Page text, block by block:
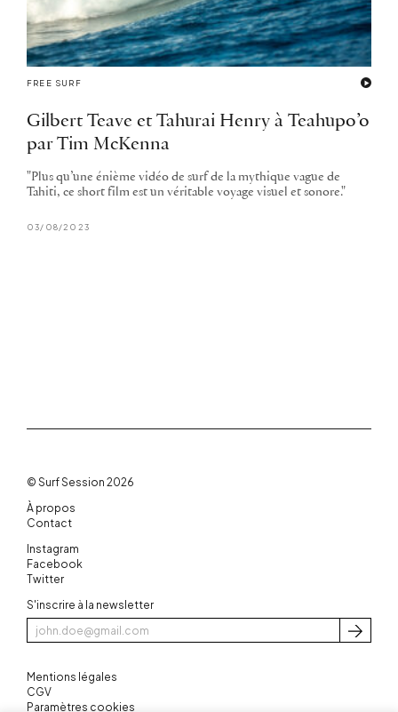
FREE SURF
Gilbert Teave et Tahurai Henry à Teahupo’o
par Tim McKenna
"Plus qu’une énième vidéo de surf de la mythique vague de
Tahiti, ce short film est un véritable voyage visuel et sonore."
03/08/2023
© Surf Session 2026
À propos
Contact
Instagram
Facebook
Twitter
S'inscrire à la newsletter
Mentions légales
CGV
Paramètres cookies